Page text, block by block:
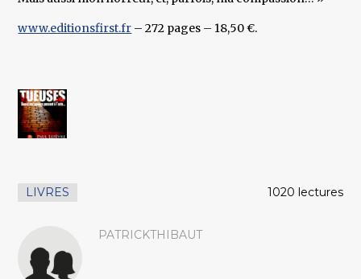
www.editionsfirst.fr – 272 pages – 18,50 €.
LIVRES 1020 lectures
PATRICKTHIBAUT